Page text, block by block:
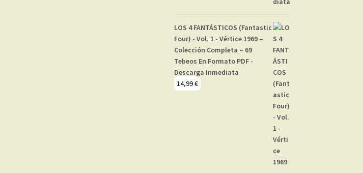
LOS 4 FANTÁSTICOS (Fantastic
Four) - Vol. 1 - Vértice 1969 –
Colección Completa – 69
Tebeos En Formato PDF -
Descarga Inmediata
14,99€